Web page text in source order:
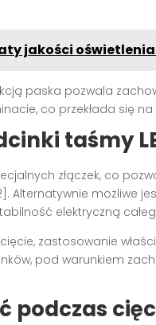
jakości
paska pozwala
co przekłada się na
taśmy
złączek, co
możliwe
elektryczną
zastosowanie
pod warunkiem
podczas